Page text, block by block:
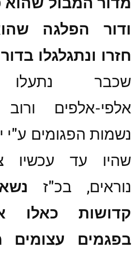
ודור הפלגה
חזרו ונתגלגלו
שכבר נתעלו
אלפי-אלפים
נשמות הפגומים ע"י
שהיו עד עכשיו
נוראים, בכ"ז
קדושות כאלו
בפגמים